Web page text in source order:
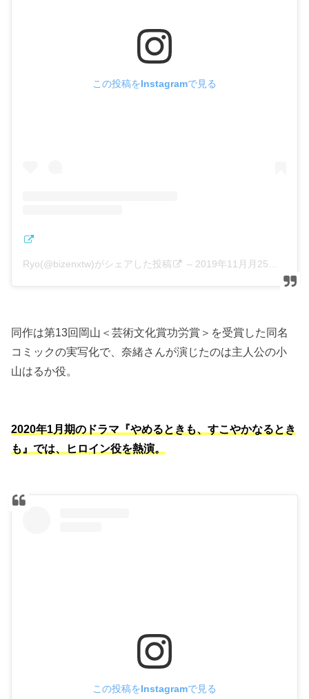
この投稿をInstagramで見る
Ryo(@bizenxtw)がシェアした投稿 – 2019年11月月25日午後6時22分PST
同作は第13回岡山＜芸術文化賞功労賞＞を受賞した同名
コミックの実写化で、奈緒さんが演じたのは主人公の小
山はるか役。
2020年1月期のドラマ『やめるときも、すこやかなるとき
も』では、ヒロイン役を熱演。
この投稿をInstagramで見る